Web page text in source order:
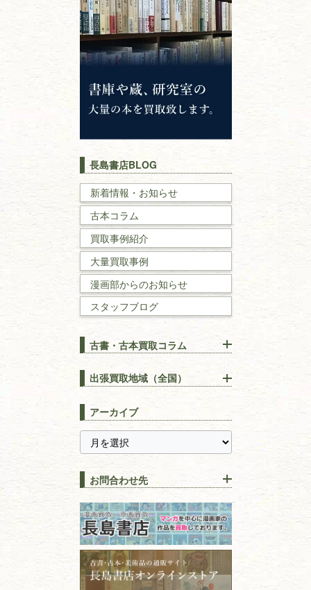
仏教書
神道・神社仏閣
イスラム教
キリスト教
戦記・戦史
国文学・
理工書
数学書・物理学書
建築書
漢方・鍼灸・東洋医学
易学・占い
スピリチュアル・
全集・
趣味・教養
書道
拓本・法帖・碑帖
篆刻・印譜
長島書店BLOG
新着情報・お知らせ
古本コラム
買取事例紹介
大量買取事例
漫画部からのお知らせ
スタッフブログ
古書・古本買取コラム
【出張買取】古本の大量買取
りOK！効率的に売る方法
長島書店の便利な買取サービ
ス
【持ち込み買取】店頭で簡単
に古本を売るメリットとは？
上手な売り方のコツを解説
古本の保管方法と劣化する原
因！適切な管理で長持ちさせ
るコツ
古本は汚れていると買取でき
ない？適切な保管方法とクリ
ーニング！
ISBNコードとは？書籍の識別
番号の意味と役割を解説
出張買取地域（全国）
東京都
千葉県
神奈川県
静岡県
山梨県
新潟県
長野県
愛知県
石川県
福井県
福島県
富山県
青森県
岩手県
アーカイブ
お問合わせ先
古本買取専門店 長島書店
〒101-0051
東京都千代田区神田神保町2-5-1